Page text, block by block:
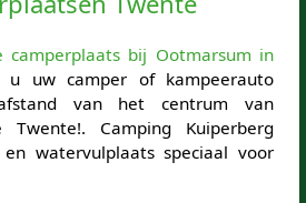
camperplaats bij Ootmarsum in
uw camper of kampeerauto
van het centrum van
Twente!. Camping Kuiperberg
watervulplaats speciaal voor